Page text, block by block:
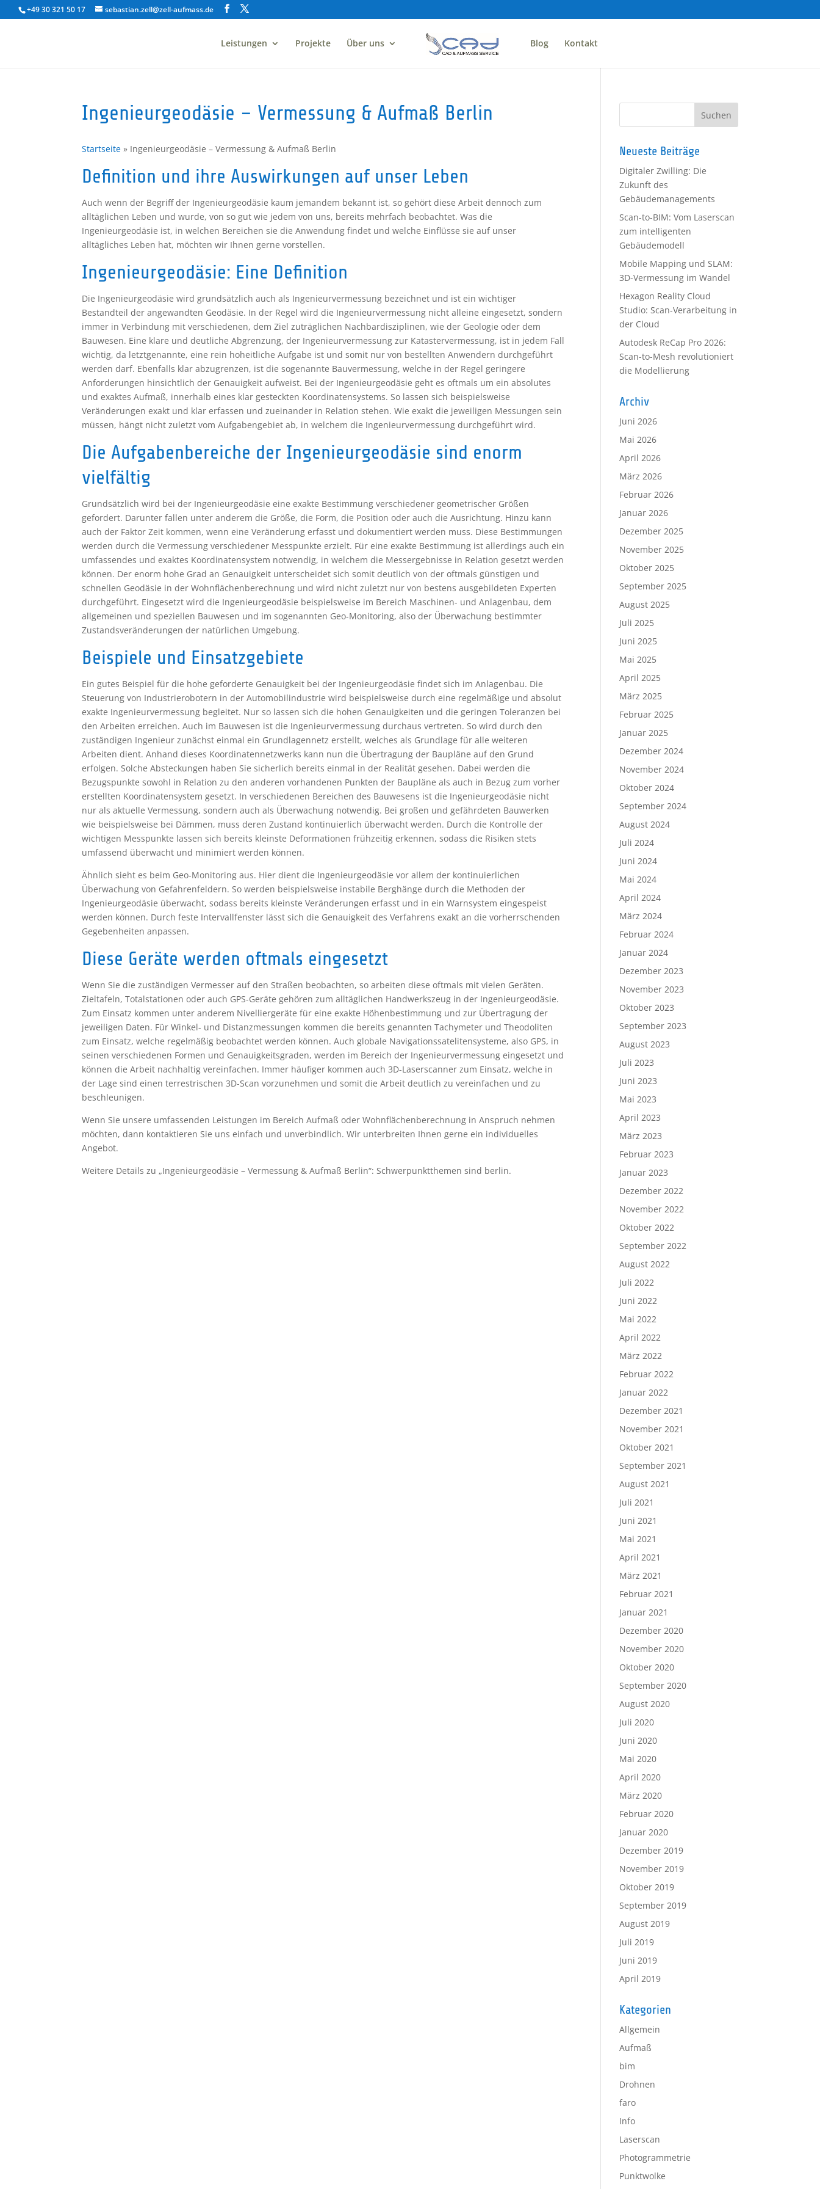
+49 30 321 50 17 sebastian.zell@zell-aufmass.de
Leistungen Projekte Über uns Blog Kontakt
Ingenieurgeodäsie – Vermessung & Aufmaß Berlin
Startseite » Ingenieurgeodäsie – Vermessung & Aufmaß Berlin
Definition und ihre Auswirkungen auf unser Leben
Auch wenn der Begriff der Ingenieurgeodäsie kaum jemandem bekannt ist, so gehört diese Arbeit dennoch zum
alltäglichen Leben und wurde, von so gut wie jedem von uns, bereits mehrfach beobachtet. Was die
Ingenieurgeodäsie ist, in welchen Bereichen sie die Anwendung findet und welche Einflüsse sie auf unser
alltägliches Leben hat, möchten wir Ihnen gerne vorstellen.
Ingenieurgeodäsie: Eine Definition
Die Ingenieurgeodäsie wird grundsätzlich auch als Ingenieurvermessung bezeichnet und ist ein wichtiger
Bestandteil der angewandten Geodäsie. In der Regel wird die Ingenieurvermessung nicht alleine eingesetzt, sondern
immer in Verbindung mit verschiedenen, dem Ziel zuträglichen Nachbardisziplinen, wie der Geologie oder dem
Bauwesen. Eine klare und deutliche Abgrenzung, der Ingenieurvermessung zur Katastervermessung, ist in jedem Fall
wichtig, da letztgenannte, eine rein hoheitliche Aufgabe ist und somit nur von bestellten Anwendern durchgeführt
werden darf. Ebenfalls klar abzugrenzen, ist die sogenannte Bauvermessung, welche in der Regel geringere
Anforderungen hinsichtlich der Genauigkeit aufweist. Bei der Ingenieurgeodäsie geht es oftmals um ein absolutes
und exaktes Aufmaß, innerhalb eines klar gesteckten Koordinatensystems. So lassen sich beispielsweise
Veränderungen exakt und klar erfassen und zueinander in Relation stehen. Wie exakt die jeweiligen Messungen sein
müssen, hängt nicht zuletzt vom Aufgabengebiet ab, in welchem die Ingenieurvermessung durchgeführt wird.
Die Aufgabenbereiche der Ingenieurgeodäsie sind enorm
vielfältig
Grundsätzlich wird bei der Ingenieurgeodäsie eine exakte Bestimmung verschiedener geometrischer Größen
gefordert. Darunter fallen unter anderem die Größe, die Form, die Position oder auch die Ausrichtung. Hinzu kann
auch der Faktor Zeit kommen, wenn eine Veränderung erfasst und dokumentiert werden muss. Diese Bestimmungen
werden durch die Vermessung verschiedener Messpunkte erzielt. Für eine exakte Bestimmung ist allerdings auch ein
umfassendes und exaktes Koordinatensystem notwendig, in welchem die Messergebnisse in Relation gesetzt werden
können. Der enorm hohe Grad an Genauigkeit unterscheidet sich somit deutlich von der oftmals günstigen und
schnellen Geodäsie in der Wohnflächenberechnung und wird nicht zuletzt nur von bestens ausgebildeten Experten
durchgeführt. Eingesetzt wird die Ingenieurgeodäsie beispielsweise im Bereich Maschinen- und Anlagenbau, dem
allgemeinen und speziellen Bauwesen und im sogenannten Geo-Monitoring, also der Überwachung bestimmter
Zustandsveränderungen der natürlichen Umgebung.
Beispiele und Einsatzgebiete
Ein gutes Beispiel für die hohe geforderte Genauigkeit bei der Ingenieurgeodäsie findet sich im Anlagenbau. Die
Steuerung von Industrierobotern in der Automobilindustrie wird beispielsweise durch eine regelmäßige und absolut
exakte Ingenieurvermessung begleitet. Nur so lassen sich die hohen Genauigkeiten und die geringen Toleranzen bei
den Arbeiten erreichen. Auch im Bauwesen ist die Ingenieurvermessung durchaus vertreten. So wird durch den
zuständigen Ingenieur zunächst einmal ein Grundlagennetz erstellt, welches als Grundlage für alle weiteren
Arbeiten dient. Anhand dieses Koordinatennetzwerks kann nun die Übertragung der Baupläne auf den Grund
erfolgen. Solche Absteckungen haben Sie sicherlich bereits einmal in der Realität gesehen. Dabei werden die
Bezugspunkte sowohl in Relation zu den anderen vorhandenen Punkten der Baupläne als auch in Bezug zum vorher
erstellten Koordinatensystem gesetzt. In verschiedenen Bereichen des Bauwesens ist die Ingenieurgeodäsie nicht
nur als aktuelle Vermessung, sondern auch als Überwachung notwendig. Bei großen und gefährdeten Bauwerken
wie beispielsweise bei Dämmen, muss deren Zustand kontinuierlich überwacht werden. Durch die Kontrolle der
wichtigen Messpunkte lassen sich bereits kleinste Deformationen frühzeitig erkennen, sodass die Risiken stets
umfassend überwacht und minimiert werden können.
Ähnlich sieht es beim Geo-Monitoring aus. Hier dient die Ingenieurgeodäsie vor allem der kontinuierlichen
Überwachung von Gefahrenfeldern. So werden beispielsweise instabile Berghänge durch die Methoden der
Ingenieurgeodäsie überwacht, sodass bereits kleinste Veränderungen erfasst und in ein Warnsystem eingespeist
werden können. Durch feste Intervallfenster lässt sich die Genauigkeit des Verfahrens exakt an die vorherrschenden
Gegebenheiten anpassen.
Diese Geräte werden oftmals eingesetzt
Wenn Sie die zuständigen Vermesser auf den Straßen beobachten, so arbeiten diese oftmals mit vielen Geräten.
Zieltafeln, Totalstationen oder auch GPS-Geräte gehören zum alltäglichen Handwerkszeug in der Ingenieurgeodäsie.
Zum Einsatz kommen unter anderem Nivelliergeräte für eine exakte Höhenbestimmung und zur Übertragung der
jeweiligen Daten. Für Winkel- und Distanzmessungen kommen die bereits genannten Tachymeter und Theodoliten
zum Einsatz, welche regelmäßig beobachtet werden können. Auch globale Navigationssatelitensysteme, also GPS, in
seinen verschiedenen Formen und Genauigkeitsgraden, werden im Bereich der Ingenieurvermessung eingesetzt und
können die Arbeit nachhaltig vereinfachen. Immer häufiger kommen auch 3D-Laserscanner zum Einsatz, welche in
der Lage sind einen terrestrischen 3D-Scan vorzunehmen und somit die Arbeit deutlich zu vereinfachen und zu
beschleunigen.
Wenn Sie unsere umfassenden Leistungen im Bereich Aufmaß oder Wohnflächenberechnung in Anspruch nehmen
möchten, dann kontaktieren Sie uns einfach und unverbindlich. Wir unterbreiten Ihnen gerne ein individuelles
Angebot.
Weitere Details zu „Ingenieurgeodäsie – Vermessung & Aufmaß Berlin“: Schwerpunktthemen sind berlin.
Neueste Beiträge
Digitaler Zwilling: Die
Zukunft des
Gebäudemanagements
Scan-to-BIM: Vom Laserscan
zum intelligenten
Gebäudemodell
Mobile Mapping und SLAM:
3D-Vermessung im Wandel
Hexagon Reality Cloud
Studio: Scan-Verarbeitung in
der Cloud
Autodesk ReCap Pro 2026:
Scan-to-Mesh revolutioniert
die Modellierung
Archiv
Juni 2026
Mai 2026
April 2026
März 2026
Februar 2026
Januar 2026
Dezember 2025
November 2025
Oktober 2025
September 2025
August 2025
Juli 2025
Juni 2025
Mai 2025
April 2025
März 2025
Februar 2025
Januar 2025
Dezember 2024
November 2024
Oktober 2024
September 2024
August 2024
Juli 2024
Juni 2024
Mai 2024
April 2024
März 2024
Februar 2024
Januar 2024
Dezember 2023
November 2023
Oktober 2023
September 2023
August 2023
Juli 2023
Juni 2023
Mai 2023
April 2023
März 2023
Februar 2023
Januar 2023
Dezember 2022
November 2022
Oktober 2022
September 2022
August 2022
Juli 2022
Juni 2022
Mai 2022
April 2022
März 2022
Februar 2022
Januar 2022
Dezember 2021
November 2021
Oktober 2021
September 2021
August 2021
Juli 2021
Juni 2021
Mai 2021
April 2021
März 2021
Februar 2021
Januar 2021
Dezember 2020
November 2020
Oktober 2020
September 2020
August 2020
Juli 2020
Juni 2020
Mai 2020
April 2020
März 2020
Februar 2020
Januar 2020
Dezember 2019
November 2019
Oktober 2019
September 2019
August 2019
Juli 2019
Juni 2019
April 2019
Kategorien
Allgemein
Aufmaß
bim
Drohnen
faro
Info
Laserscan
Photogrammetrie
Punktwolke